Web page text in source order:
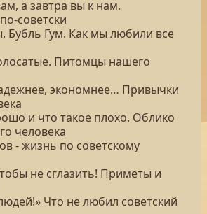
а завтра вы к нам.
советски
Бубль Гум. Как мы любили все
Питомцы нашего
экономнее… Привычки
и что такое плохо. Облико
человека
- жизнь по советскому
не сглазить! Приметы и
Что не любил советский